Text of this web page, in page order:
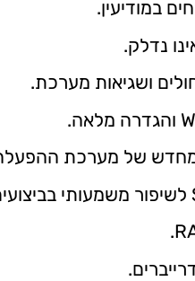
במודיעין.
נדלק.
ושגיאות מערכת.
מחדש של מערכת